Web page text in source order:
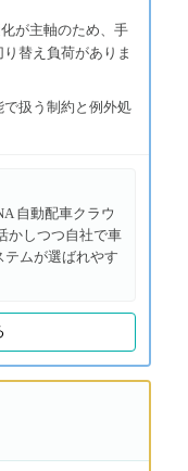
が主軸のため、手
替え負荷がありま
扱う制約と例外処
自動配車クラウ
かしつつ自社で車
テムが選ばれやす